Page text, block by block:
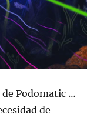
Podomatic …
de